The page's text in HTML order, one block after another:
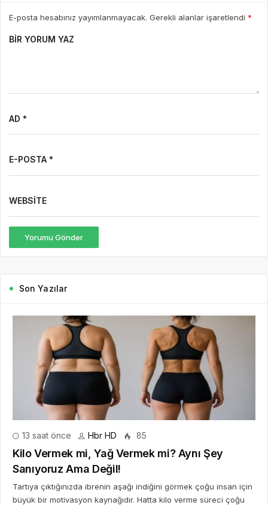
E-posta hesabınız yayımlanmayacak. Gerekli alanlar işaretlendi *
BIR YORUM YAZ
AD *
E-POSTA *
WEBSITE
Yorumu Gönder
Son Yazılar
13 saat önce Hbr HD 85
Kilo Vermek mi, Yağ Vermek mi? Aynı Şey
Sanıyoruz Ama Değil!
Tartıya çıktığınızda ibrenin aşağı indiğini görmek çoğu insan için
büyük bir motivasyon kaynağıdır. Hatta kilo verme süreci çoğu